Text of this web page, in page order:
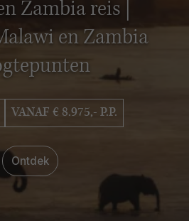
Zambia reis |
en Zambia
VANAF € 8.975,- P.P.
Ontdek